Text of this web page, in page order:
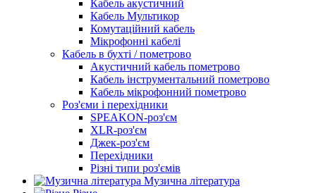
Кабель акустичний
Кабель Мультикор
Комутаційний кабель
Мікрофонні кабелі
Кабель в бухті / пометрово
Акустичний кабель пометрово
Кабель інструментальний пометрово
Кабель мікрофонний пометрово
Роз'єми і перехідники
SPEAKON-роз'єм
XLR-роз'єм
Джек-роз'єм
Перехідники
Різні типи роз'ємів
Музична література